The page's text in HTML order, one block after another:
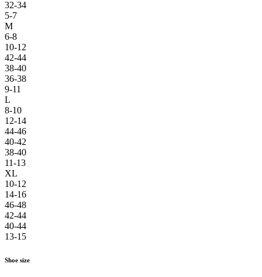
32-34
5-7
M
6-8
10-12
42-44
38-40
36-38
9-11
L
8-10
12-14
44-46
40-42
38-40
11-13
XL
10-12
14-16
46-48
42-44
40-44
13-15
Shoe size